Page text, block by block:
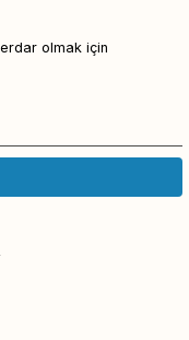
olmak için